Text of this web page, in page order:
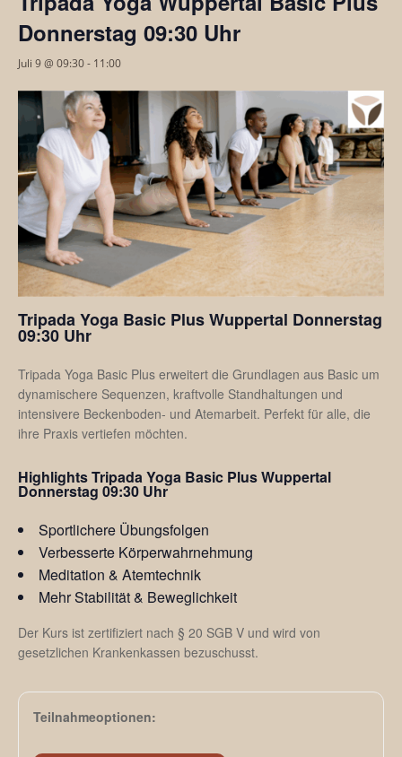
Donnerstag 09:30 Uhr
Juli 9 @ 09:30- 11:00
Tripada Yoga Basic Plus Wuppertal Donnerstag
09:30 Uhr
Tripada Yoga Basic Plus erweitert die Grundlagen aus Basic um
dynamischere Sequenzen, kraftvolle Standhaltungen und
intensivere Beckenboden- und Atemarbeit. Perfekt für alle, die
ihre Praxis vertiefen möchten.
Highlights Tripada Yoga Basic Plus Wuppertal
Donnerstag 09:30 Uhr
Sportlichere Übungsfolgen
Verbesserte Körperwahrnehmung
Meditation & Atemtechnik
Mehr Stabilität & Beweglichkeit
Der Kurs ist zertifiziert nach § 20 SGB V und wird von
gesetzlichen Krankenkassen bezuschusst.
Teilnahmeoptionen: